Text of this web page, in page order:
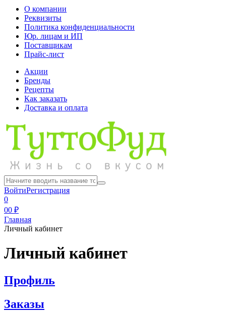
О компании
Реквизиты
Политика конфиденциальности
Юр. лицам и ИП
Поставщикам
Прайс-лист
Акции
Бренды
Рецепты
Как заказать
Доставка и оплата
ВойтиРегистрация
0
00 ₽
Главная
Личный кабинет
Личный кабинет
Профиль
Заказы